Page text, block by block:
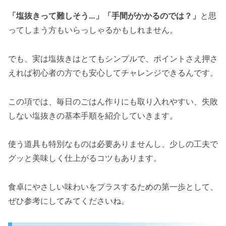
「塩抜きって難しそう…」「手間がかかるのでは？」 と思
ってしまう方もいらっしゃるかもしれません。
でも、実は塩抜きはとてもシンプルで、ポイントさえ押さ
えれば初心者の方でも安心してチャレンジできるんです。
この項では、毎日のごはん作りにも取り入れやすい、失敗
しない塩抜きの基本手順を紹介していきます。
使う道具も特別なものは必要ありませんし、少しの工夫で
グッと美味しく仕上がるコツもあります。
食卓にやさしい味わいをプラスするための第一歩として、
ぜひ参考にしてみてくださいね。